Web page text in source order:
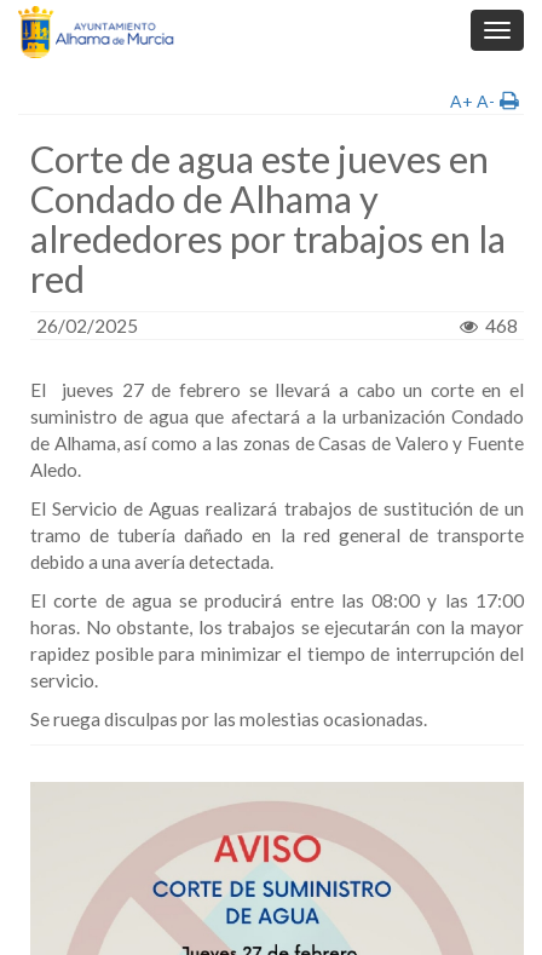
A+ A-
Corte de agua este jueves en
Condado de Alhama y
alrededores por trabajos en la
red
26/02/2025 468
El jueves 27 de febrero se llevará a cabo un corte en el
suministro de agua que afectará a la urbanización Condado
de Alhama, así como a las zonas de Casas de Valero y Fuente
Aledo.
El Servicio de Aguas realizará trabajos de sustitución de un
tramo de tubería dañado en la red general de transporte
debido a una avería detectada.
El corte de agua se producirá entre las 08:00 y las 17:00
horas. No obstante, los trabajos se ejecutarán con la mayor
rapidez posible para minimizar el tiempo de interrupción del
servicio.
Se ruega disculpas por las molestias ocasionadas.